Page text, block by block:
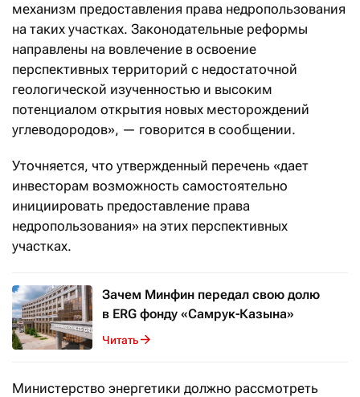
механизм предоставления права недропользования
на таких участках. Законодательные реформы
направлены на вовлечение в освоение
перспективных территорий с недостаточной
геологической изученностью и высоким
потенциалом открытия новых месторождений
углеводородов», — говорится в сообщении.
Уточняется, что утвержденный перечень «дает
инвесторам возможность самостоятельно
инициировать предоставление права
недропользования» на этих перспективных
участках.
Зачем Минфин передал свою долю
в ERG фонду «Самрук-Казына»
Читать
Министерство энергетики должно рассмотреть